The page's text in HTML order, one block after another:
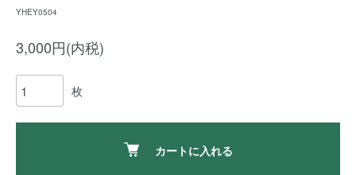
YHEY0504
3,000円(内税)
枚
カートに入れる